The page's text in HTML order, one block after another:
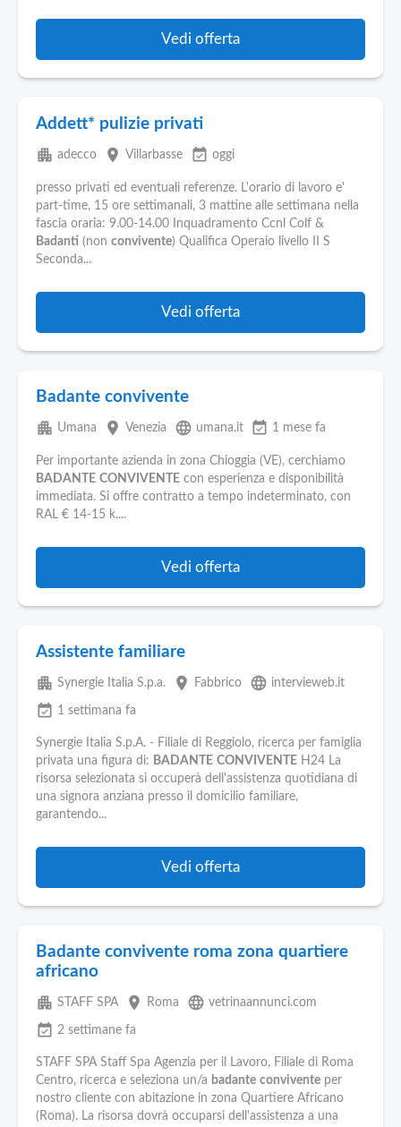
Vedi offerta
Addett* pulizie privati
apartment adecco place Villarbasse event_available oggi
presso privati ed eventuali referenze. L'orario di lavoro e'
part-time, 15 ore settimanali, 3 mattine alle settimana nella
fascia oraria: 9.00-14.00 Inquadramento Ccnl Colf &
Badanti (non convivente) Qualifica Operaio livello II S
Seconda...
Vedi offerta
Badante convivente
apartment Umana place Venezia language umana.it event_available 1 mese fa
Per importante azienda in zona Chioggia (VE), cerchiamo
BADANTE CONVIVENTE con esperienza e disponibilità
immediata. Si offre contratto a tempo indeterminato, con
RAL € 14-15 k....
Vedi offerta
Assistente familiare
apartment Synergie Italia S.p.a. place Fabbrico language intervieweb.it
event_available 1 settimana fa
Synergie Italia S.p.A. - Filiale di Reggiolo, ricerca per famiglia
privata una figura di: BADANTE CONVIVENTE H24 La
risorsa selezionata si occuperà dell'assistenza quotidiana di
una signora anziana presso il domicilio familiare,
garantendo...
Vedi offerta
Badante convivente roma zona quartiere
africano
apartment STAFF SPA place Roma language vetrinaannunci.com
event_available 2 settimane fa
STAFF SPA Staff Spa Agenzia per il Lavoro, Filiale di Roma
Centro, ricerca e seleziona un/a badante convivente per
nostro cliente con abitazione in zona Quartiere Africano
(Roma). La risorsa dovrà occuparsi dell'assistenza a una